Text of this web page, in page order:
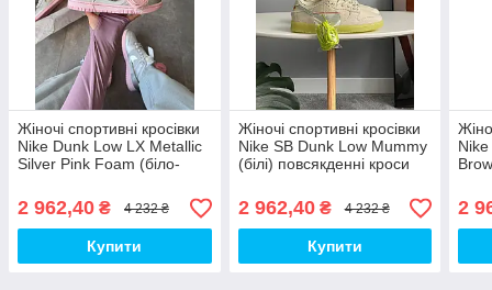
Жіночі спортивні кросівки
Nike Dunk Low LX Metallic
Silver Pink Foam (біло-
повсякденні кроси 0015
Найк топ
2 962,40 ₴ 4 232 ₴
Купити
Жіночі спортивні кросівки
Nike SB Dunk Low Mummy
(білі) повсякденні кроси
2 962,40₴ 4 232 ₴
Купити
2